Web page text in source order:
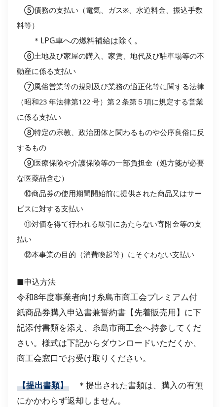
⑤債務の支払い（電気、ガス※、水道料金、振込手数
料等）
＊LPG車への燃料補給は除く。
⑥土地及び家屋の購入、家賃、地代及び駐車場等の不
動産に係る支払い
⑦風俗営業等の規則及び業務の適正化等に関する法律
（昭和23 年法律第122 号）第２条第５項に規定する営業
に係る支払い
⑧特定の宗教、政治団体と関わるものや公序良俗に反
するもの
⑨医療保険や介護保険等の一部負担金（処方箋が必要
な医薬品含む）
⑩商品券の使用期間開始前に提供された商品又はサー
ビスに対する支払い
⑪対価を得て行われる取引にあたらない寄附金等の支
払い
⑫本事業の目的（消費喚起等）にそぐわない支払い
■申込方法
令和8年度事業者向け糸島市商工会プレミアム付
紙商品券購入申込書兼誓約書【先着販売用】に下
記添付書類を添え、糸島市商工会へ持参してくだ
さい。様式は下記からダウンロードいただくか、
商工会窓口でお受け取りください。
【提出書類】＊提出された書類は、購入の有無
にかかわらず返却しません。